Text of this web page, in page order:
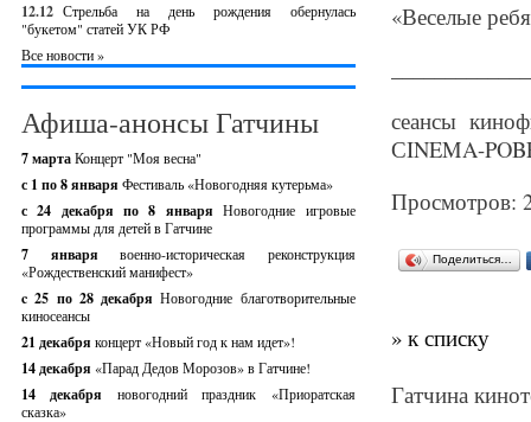
12.12 Стрельба на день рождения обернулась
"букетом" статей УК РФ
Все новости »
Афиша-анонсы Гатчины
7 мартаКонцерт "Моя весна"
с 1 по 8 января Фестиваль «Новогодняя кутерьма»
с 24 декабря по 8 январяНовогодние игровые
программы для детей в Гатчине
7 январявоенно-историческая реконструкция
«Рождественский манифест»
c 25 по 28 декабряНовогодние благотворительные
киносеансы
21 декабря концерт «Новый год к нам идет»!
14 декабря «Парад Дедов Морозов» в Гатчине!
14 декабря новогодний праздник «Приоратская
сказка»
«Веселые
сеансы
СINEMA-
Просмотров:
Поделиться…
» к списку
Гатчина